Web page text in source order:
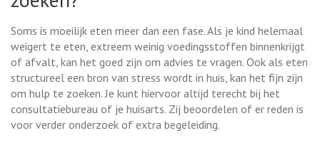
Soms is moeilijk eten meer dan een fase. Als je kind helemaal
weigert te eten, extreem weinig voedingsstoffen binnenkrijgt
of afvalt, kan het goed zijn om advies te vragen. Ook als eten
structureel een bron van stress wordt in huis, kan het fijn zijn
om hulp te zoeken. Je kunt hiervoor altijd terecht bij het
consultatiebureau of je huisarts. Zij beoordelen of er reden is
voor verder onderzoek of extra begeleiding.